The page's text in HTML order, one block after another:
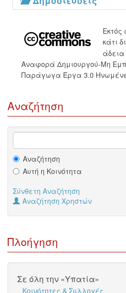
Εκτός
κάτι
Αναφορά Δημιουργού-Μη
Παράγωγα Έργα 3.0
Αναζήτηση
Αναζήτηση
Αυτή η Κοινότητα
Σύνθετη Αναζήτηση
Αναζήτηση Χρηστών
Πλοήγηση
Σε όλη την «Υπατία»
Κοινότητες & Συλλογές